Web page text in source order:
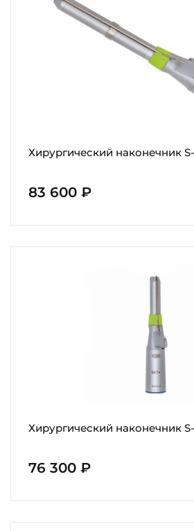
Хирургический наконечник S-
83 600 ₽
Хирургический наконечник S-
76 300 ₽